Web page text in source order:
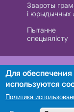
Звароты
і юрыдычных
Пытанне
спецыялісту
РУП
Пошук
Для обеспечения
используются
Политика